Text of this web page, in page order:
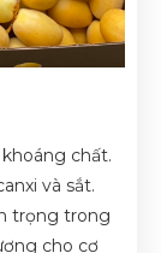
chất.
và sắt.
trọng trong
cho cơ